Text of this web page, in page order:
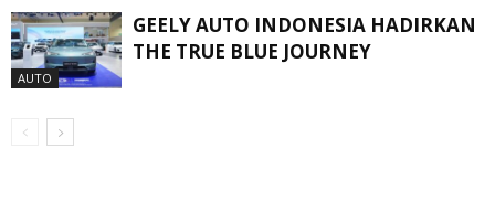
AUTO
GEELY AUTO INDONESIA HADIRKAN
THE TRUE BLUE JOURNEY